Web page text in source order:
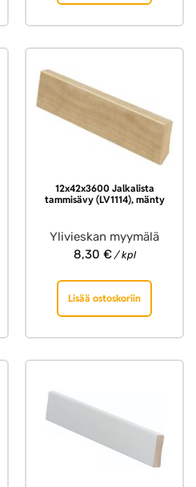
12x42x3600 Jalkalista
tammisävy (LV1114), mänty
Ylivieskan myymälä
8,30 €/ kpl
Lisää ostoskoriin